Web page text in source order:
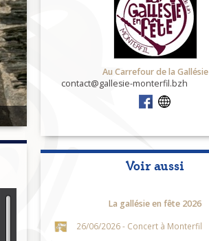
Au Carrefour de la Gallésie
contact@gallesie-monterfil.bzh
Voir aussi
La gallésie en fête 2026
26/06/2026 - Concert à Monterfil